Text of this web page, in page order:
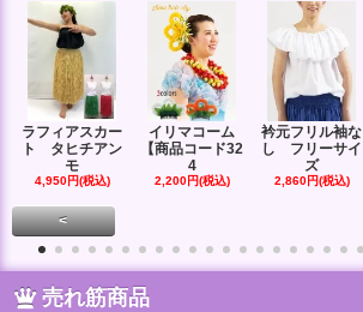
ラフィアスカー
ト タヒチアン
モ
4,950円(税込)
イリマコーム
【商品コード32
4
2,200円(税込)
衿元フリル袖な
し フリーサイ
ズ
2,860円(税込)
<
売れ筋商品